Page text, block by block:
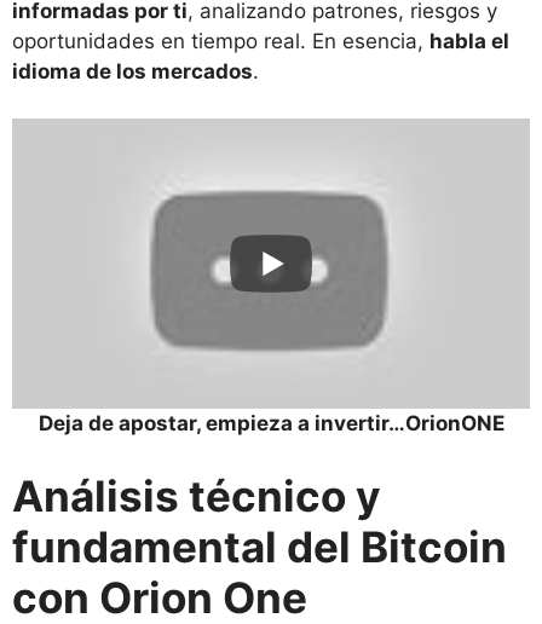
informadas por ti, analizando patrones, riesgos y
oportunidades en tiempo real. En esencia, habla el
idioma de los mercados.
Deja de apostar, empieza a invertir…OrionONE
Análisis técnico y
fundamental del Bitcoin
con Orion One